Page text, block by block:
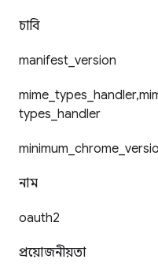
চাবি
manifest version
mime types handler,
types handler
minimum chrome
নাম
oauth2
প্রয়োজনীয়তা